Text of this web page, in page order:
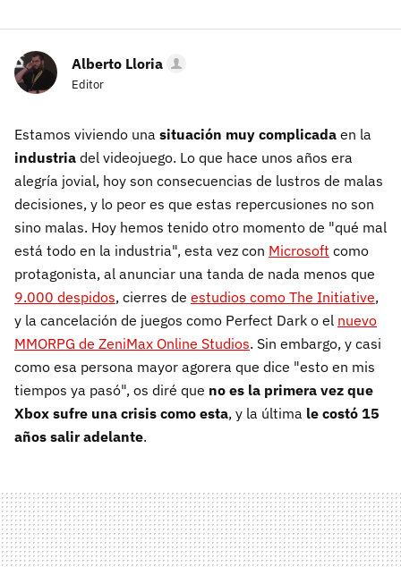
Alberto Lloria
Editor
Estamos viviendo una situación muy complicada en la
industria del videojuego. Lo que hace unos años era
alegría jovial, hoy son consecuencias de lustros de malas
decisiones, y lo peor es que estas repercusiones no son
sino malas. Hoy hemos tenido otro momento de "qué mal
está todo en la industria", esta vez con Microsoft como
protagonista, al anunciar una tanda de nada menos que
9.000 despidos, cierres de estudios como The Initiative,
y la cancelación de juegos como Perfect Dark o el nuevo
MMORPG de ZeniMax Online Studios. Sin embargo, y casi
como esa persona mayor agorera que dice "esto en mis
tiempos ya pasó", os diré que no es la primera vez que
Xbox sufre una crisis como esta, y la última le costó 15
años salir adelante.